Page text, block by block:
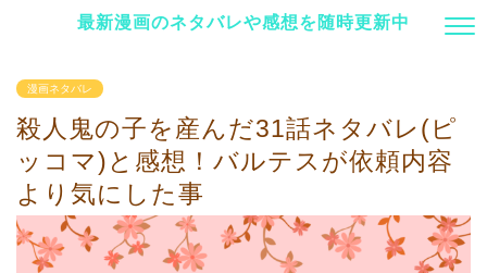
最新漫画のネタバレや感想を随時更新中
漫画ネタバレ
殺人鬼の子を産んだ31話ネタバレ(ピ
ッコマ)と感想！バルテスが依頼内容
より気にした事